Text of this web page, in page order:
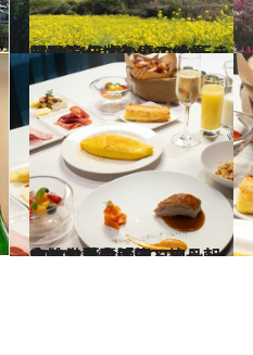
2024.3.30
【2024年版】 いつか行きたい！ 日本の春の絶景 ～四国篇～（全40スポット）
旅＆お出かけ
2024.3.29
台北で話題「HOTEL MVSA 慕舍酒店」ミシュランシェフによる絶品朝食に世界の美酒、アートに触れる台湾旅
旅＆お出かけ